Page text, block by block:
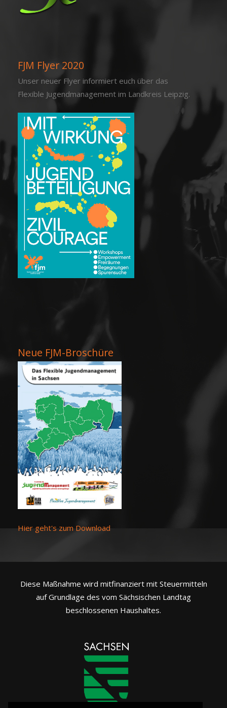
FJM Flyer 2020
Unser neuer Flyer informiert euch über das
Flexible Jugendmanagement im Landkreis Leipzig.
Neue FJM-Broschüre
Hier geht's zum Download
Diese Maßnahme wird mitfinanziert mit Steuermitteln
auf Grundlage des vom Sächsischen Landtag
beschlossenen Haushaltes.